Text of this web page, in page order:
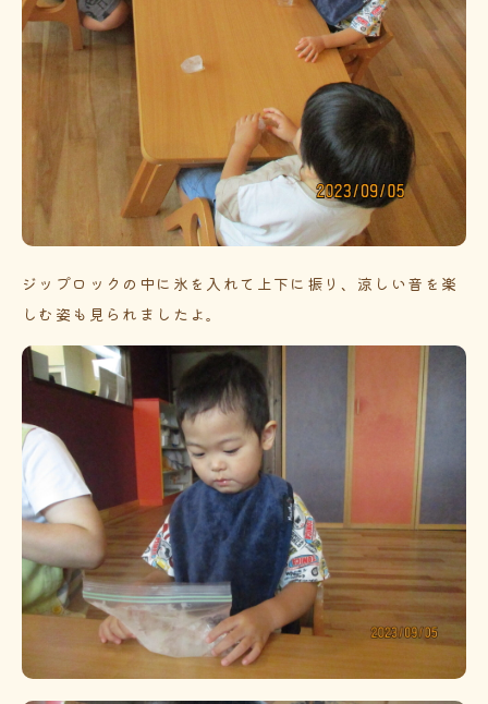
ジップロックの中に氷を入れて上下に振り、涼しい音を楽
しむ姿も見られましたよ。